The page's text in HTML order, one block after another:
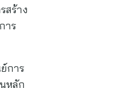
สร้าง
าร
การ
หลัก